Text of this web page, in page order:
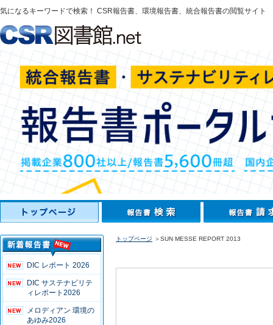
気になるキーワードで検索！ CSR報告書、環境報告書、統合報告書の閲覧サイト
DIC レポート 2026
DIC サステナビリテ
ィレポート2026
メロディアン 環境の
あゆみ2026
トップページ ＞SUN MESSE REPORT 2013